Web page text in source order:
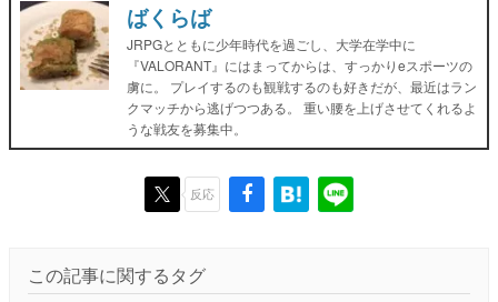
ばくらば
JRPGとともに少年時代を過ごし、大学在学中に
『VALORANT』にはまってからは、すっかりeスポーツの
虜に。 プレイするのも観戦するのも好きだが、最近はラン
クマッチから逃げつつある。 重い腰を上げさせてくれるよ
うな戦友を募集中。
反応
この記事に関するタグ